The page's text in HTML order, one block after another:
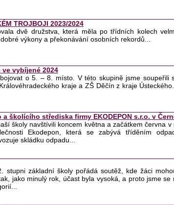
TROJBOJI 2023/2024
dvě družstva, která měla po třídních kolech
výkony a překonávání osobních rekordů...
vybíjené 2024
o 5. – 8. místo. V této skupině jsme soupeřili
kraje a ZŠ Děčín z kraje
školícího střediska firmy EKODEPON s.r.o. v
školy navštívili koncem května a začátkem června
Ekodepon, která se zabývá tříděním
skládku odpadu...
stupni základní školy pořádá soutěž, kde žáci
jako minulý rok, účast byla vysoká, a proto jsme se